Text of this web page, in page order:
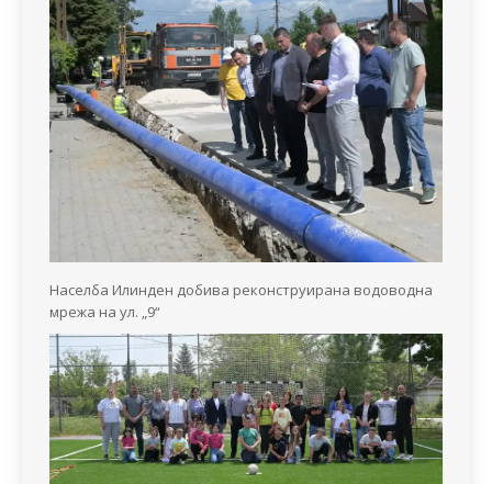
Населба Илинден добива реконструирана водоводна
мрежа на ул. „9“